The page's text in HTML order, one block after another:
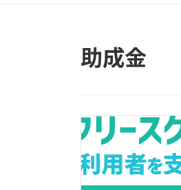
助成金